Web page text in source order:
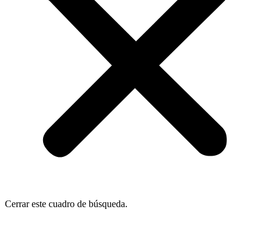
Cerrar este cuadro de búsqueda.